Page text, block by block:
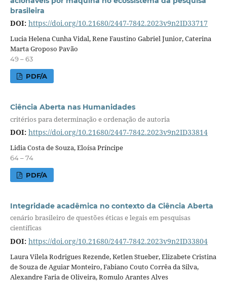
brasileira
DOI: https://doi.org/10.21680/2447-7842.2023v9n2ID33717
Lucia Helena Cunha Vidal, Rene Faustino Gabriel Junior, Caterina
Marta Groposo Pavão
49 – 63
PDF/A
Ciência Aberta nas Humanidades
critérios para determinação e ordenação de autoria
DOI: https://doi.org/10.21680/2447-7842.2023v9n2ID33814
Lidia Costa de Souza, Eloísa Príncipe
64 – 74
PDF/A
Integridade acadêmica no contexto da Ciência Aberta
cenário brasileiro de questões éticas e legais em pesquisas
científicas
DOI: https://doi.org/10.21680/2447-7842.2023v9n2ID33804
Laura Vilela Rodrigues Rezende, Ketlen Stueber, Elizabete Cristina
de Souza de Aguiar Monteiro, Fabiano Couto Corrêa da Silva,
Alexandre Faria de Oliveira, Romulo Arantes Alves